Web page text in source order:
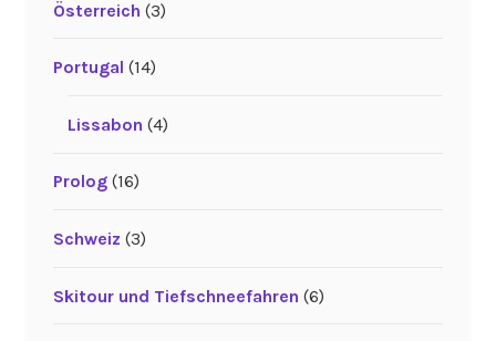
Österreich (3)
Portugal (14)
Lissabon (4)
Prolog(16)
Schweiz (3)
Skitour und Tiefschneefahren (6)